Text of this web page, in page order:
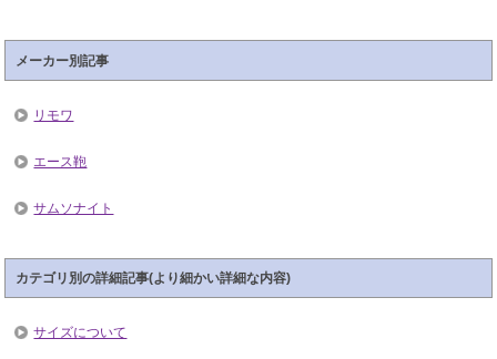
メーカー別記事
リモワ
エース鞄
サムソナイト
カテゴリ別の詳細記事(より細かい詳細な内容)
サイズについて